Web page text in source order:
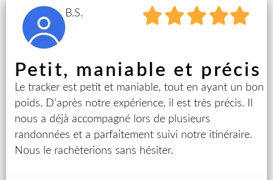
B.S.
Petit, maniable et précis
Le tracker est petit et maniable, tout en ayant un bon
poids. D’après notre expérience, il est très précis. Il
nous a déjà accompagné lors de plusieurs
randonnées et a parfaitement suivi notre itinéraire.
Nous le rachèterions sans hésiter.